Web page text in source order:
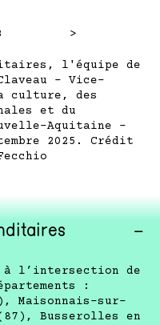
>
l'équipe de
- Vice-
culture, des
et du
Aquitaine -
2025. Crédit
−
à l’intersection de
:
Maisonnais-sur-
Busserolles en